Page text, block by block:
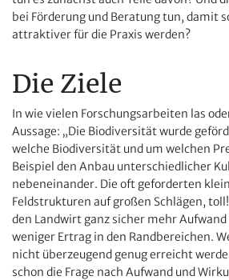
bei Förderung und Beratung tun, damit
attraktiver für die Praxis werden?
Die Ziele
In wie vielen Forschungsarbeiten las
Aussage: „Die Biodiversität wurde
welche Biodiversität und um welchen
Beispiel den Anbau unterschiedlicher
nebeneinander. Die oft geforderten
Feldstrukturen auf großen Schlägen,
den Landwirt ganz sicher mehr
weniger Ertrag in den Randbereichen.
nicht überzeugend genug erreicht
schon die Frage nach Aufwand und